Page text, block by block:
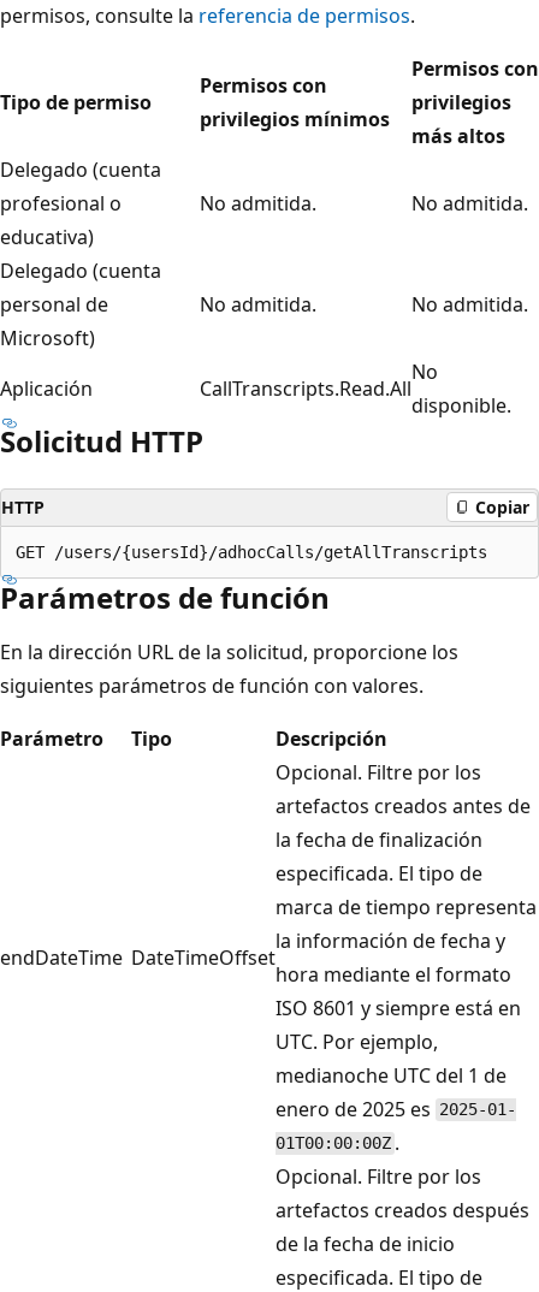
permisos, consulte la referencia de permisos.
Tipo de permiso
Permisos con
privilegios mínimos
Permisos con
privilegios
más altos
Delegado (cuenta
profesional o
educativa)
No admitida. No admitida.
Delegado (cuenta
personal de
Microsoft)
No admitida. No admitida.
Aplicación CallTranscripts.Read.All
No
disponible.
Solicitud HTTP
HTTP Copiar
Parámetros de función
En la dirección URL de la solicitud, proporcione los
siguientes parámetros de función con valores.
Parámetro
Tipo Descripción
endDateTime DateTimeOffset
Opcional. Filtre por los
artefactos creados antes de
la fecha de finalización
especificada. El tipo de
marca de tiempo representa
la información de fecha y
hora mediante el formato
ISO 8601 y siempre está en
UTC. Por ejemplo,
medianoche UTC del 1 de
enero de 2025 es 2025-01-
01T00:00:00Z .
Opcional. Filtre por los
artefactos creados después
de la fecha de inicio
especificada. El tipo de